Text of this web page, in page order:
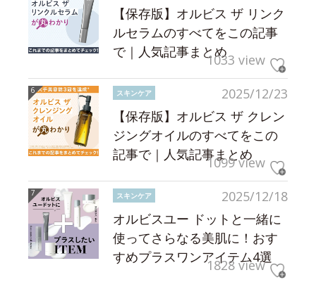
【保存版】オルビス ザ リンク
ルセラムのすべてをこの記事
で｜人気記事まとめ1033 view
2025/12/23
スキンケア
【保存版】オルビス ザ クレン
ジングオイルのすべてをこの
記事で｜人気記事まとめ
1099 view
2025/12/18
スキンケア
オルビスユー ドットと一緒に
使ってさらなる美肌に！おす
すめプラスワンアイテム4選
1828 view